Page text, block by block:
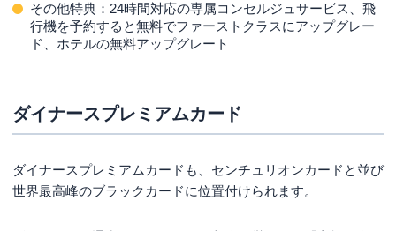
その他特典：24時間対応の専属コンセルジュサービス、飛
行機を予約すると無料でファーストクラスにアップグレー
ド、ホテルの無料アップグレート
ダイナースプレミアムカード
ダイナースプレミアムカードも、センチュリオンカードと並び
世界最高峰のブラックカードに位置付けられます。